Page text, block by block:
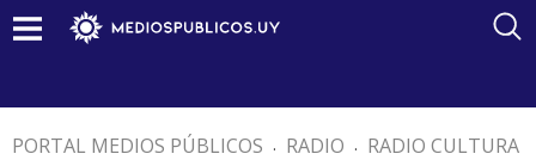
PORTAL MEDIOS PÚBLICOS . RADIO . RADIO CULTURA